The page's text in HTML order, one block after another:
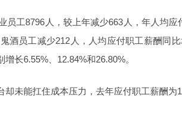
员工8796人，较上年减少663人，年人均
酒员工减少212人，人均应付职工薪酬同
长6.55%、12.84%和26.80%。
却未能扛住成本压力，去年应付职工薪酬为